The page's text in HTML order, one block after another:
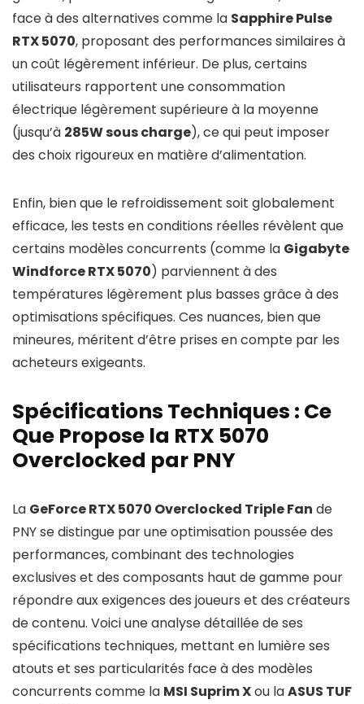
face à des alternatives comme la Sapphire Pulse
RTX 5070, proposant des performances similaires à
un coût légèrement inférieur. De plus, certains
utilisateurs rapportent une consommation
électrique légèrement supérieure à la moyenne
(jusqu’à 285W sous charge), ce qui peut imposer
des choix rigoureux en matière d’alimentation.
Enfin, bien que le refroidissement soit globalement
efficace, les tests en conditions réelles révèlent que
certains modèles concurrents (comme la Gigabyte
Windforce RTX 5070) parviennent à des
températures légèrement plus basses grâce à des
optimisations spécifiques. Ces nuances, bien que
mineures, méritent d’être prises en compte par les
acheteurs exigeants.
Spécifications Techniques : Ce
Que Propose la RTX 5070
Overclocked par PNY
La GeForce RTX 5070 Overclocked Triple Fan de
PNY se distingue par une optimisation poussée des
performances, combinant des technologies
exclusives et des composants haut de gamme pour
répondre aux exigences des joueurs et des créateurs
de contenu. Voici une analyse détaillée de ses
spécifications techniques, mettant en lumière ses
atouts et ses particularités face à des modèles
concurrents comme la MSI Suprim Xou laASUS TUF